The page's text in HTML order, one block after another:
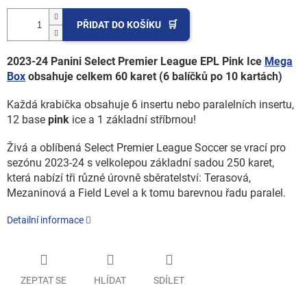
PŘIDAT DO KOŠÍKU
2023-24 Panini Select Premier League EPL Pink Ice Mega
Box obsahuje celkem 60 karet (6 balíčků po 10 kartách)
Každá krabička obsahuje 6 insertu nebo paralelních insertu,
12 base pink ice a 1 základní stříbrnou!
Živá a oblíbená Select Premier League Soccer se vrací pro
sezónu 2023-24 s velkolepou základní sadou 250 karet,
která nabízí tři různé úrovně sběratelství: Terasová,
Mezaninová a Field Level a k tomu barevnou řadu paralel.
Detailní informace
ZEPTAT SE HLÍDAT SDÍLET